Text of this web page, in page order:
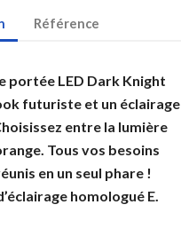
Référence
portée LED Dark Knight
futuriste et un éclairage
entre la lumière
Tous vos besoins
en un seul phare !
homologué E.